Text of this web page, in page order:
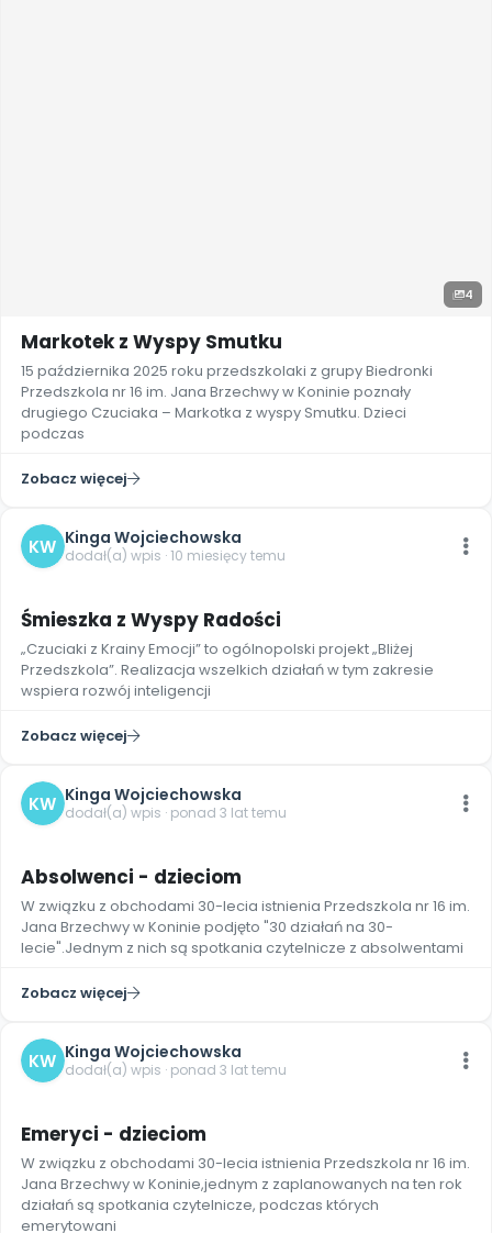
4
Markotek z Wyspy Smutku
15 października 2025 roku przedszkolaki z grupy Biedronki
Przedszkola nr 16 im. Jana Brzechwy w Koninie poznały
drugiego Czuciaka – Markotka z wyspy Smutku. Dzieci
podczas
Zobacz więcej
KW Kinga Wojciechowska
dodał(a) wpis · 10 miesięcy temu
Śmieszka z Wyspy Radości
„Czuciaki z Krainy Emocji” to ogólnopolski projekt „Bliżej
Przedszkola”. Realizacja wszelkich działań w tym zakresie
wspiera rozwój inteligencji
Zobacz więcej
KW Kinga Wojciechowska
dodał(a) wpis · ponad 3 lat temu
Absolwenci - dzieciom
W związku z obchodami 30-lecia istnienia Przedszkola nr 16 im.
Jana Brzechwy w Koninie podjęto "30 działań na 30-
lecie".Jednym z nich są spotkania czytelnicze z absolwentami
Zobacz więcej
KW Kinga Wojciechowska
dodał(a) wpis · ponad 3 lat temu
Emeryci - dzieciom
W związku z obchodami 30-lecia istnienia Przedszkola nr 16 im.
Jana Brzechwy w Koninie,jednym z zaplanowanych na ten rok
działań są spotkania czytelnicze, podczas których
emerytowani